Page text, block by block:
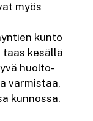
myös
kunto
taas kesällä
huolto-
varmistaa,
kunnossa.